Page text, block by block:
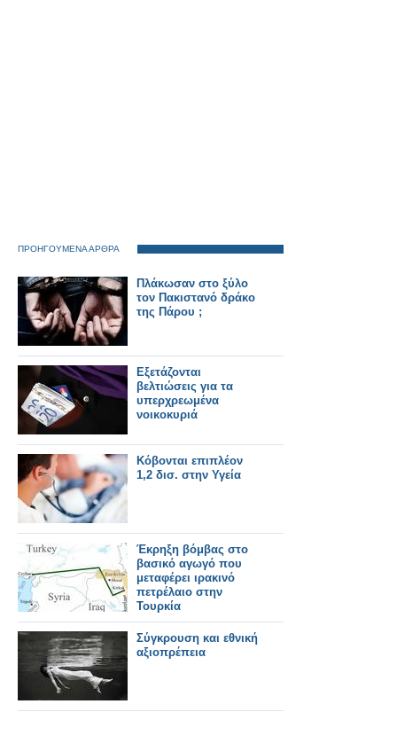
ΠΡΟΗΓΟΥΜΕΝΑ ΑΡΘΡΑ
Πλάκωσαν στο ξύλο
τον Πακιστανό δράκο
της Πάρου ;
Εξετάζονται
βελτιώσεις για τα
υπερχρεωμένα
νοικοκυριά
Κόβονται επιπλέον
1,2 δισ. στην Υγεία
Έκρηξη βόμβας στο
βασικό αγωγό που
μεταφέρει ιρακινό
πετρέλαιο στην
Τουρκία
Σύγκρουση και εθνική
αξιοπρέπεια